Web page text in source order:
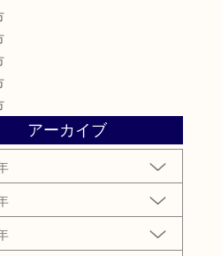
アーカイブ